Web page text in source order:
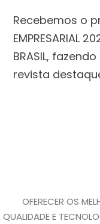
Recebemos o
EMPRESARIAL
BRASIL,
revista
OFERECER OS
QUALIDADE E